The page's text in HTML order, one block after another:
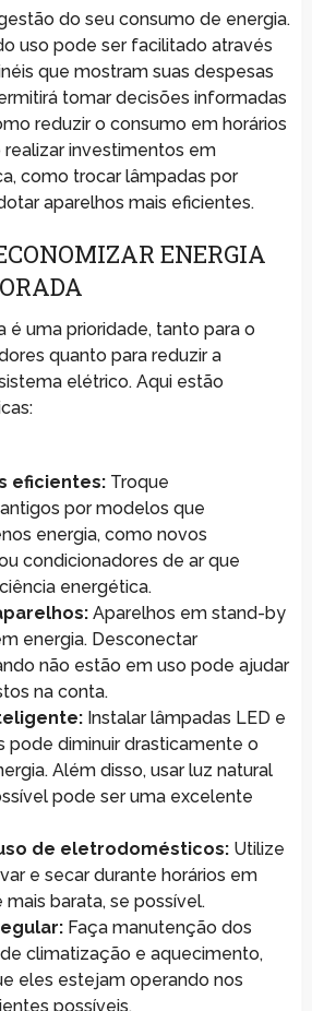
do seu consumo de energia.
uso pode ser facilitado através
que mostram suas despesas
tomar decisões informadas
reduzir o consumo em horários
investimentos em
como trocar lâmpadas por
aparelhos mais eficientes.
ENERGIA
é uma prioridade, tanto para o
quanto para reduzir a
elétrico. Aqui estão
eficientes:Troque
por modelos que
energia, como novos
condicionadores de ar que
energética.
Aparelhos em stand-by
energia. Desconectar
não estão em uso pode ajudar
na conta.
Instalar lâmpadas LED e
pode diminuir drasticamente o
Além disso, usar luz natural
pode ser uma excelente
de eletrodomésticos:Utilize
e secar durante horários em
mais barata, se possível.
Faça manutenção dos
climatização e aquecimento,
eles estejam operando nos
possíveis.